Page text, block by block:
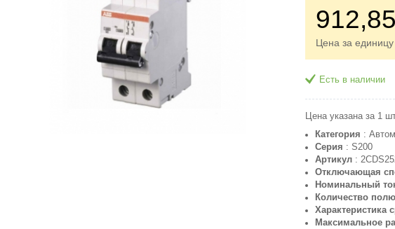
912,85
Цена за единицу
Есть в наличии
Цена указана за 1
Категория :
Серия : S200
Артикул:
Отключающая
Номинальный
Количество
Характеристика
Максимальное